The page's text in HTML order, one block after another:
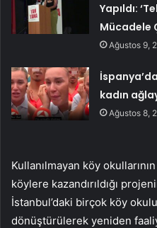
Yapıldı:
Mücadele
Ağustos 9,
kadın
Ağustos 8,
Kullanılmayan köy
köylere kazandırıldığı
İstanbul’daki birçok köy
dönüştürülerek yeniden